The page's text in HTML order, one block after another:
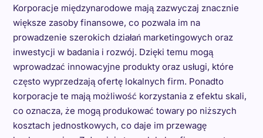
Korporacje międzynarodowe mają zazwyczaj znacznie
większe zasoby finansowe, co pozwala im na
prowadzenie szerokich działań marketingowych oraz
inwestycji w badania i rozwój. Dzięki temu mogą
wprowadzać innowacyjne produkty oraz usługi, które
często wyprzedzają ofertę lokalnych firm. Ponadto
korporacje te mają możliwość korzystania z efektu skali,
co oznacza, że mogą produkować towary po niższych
kosztach jednostkowych, co daje im przewagę